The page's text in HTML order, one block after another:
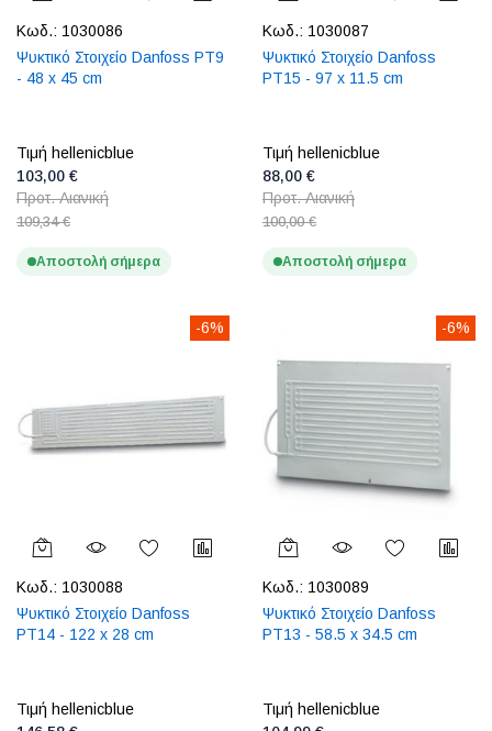
Κωδ.: 1030086
Ψυκτικό Στοιχείο Danfoss PT9
- 48 x 45 cm
Τιμή hellenicblue
103,00 €
Προτ. Λιανική
109,34 €
Αποστολή σήμερα
Κωδ.: 1030087
Ψυκτικό Στοιχείο Danfoss
PT15 - 97 x 11.5 cm
Τιμή hellenicblue
88,00 €
Προτ. Λιανική
100,00 €
Αποστολή σήμερα
-6%
Κωδ.: 1030088
Ψυκτικό Στοιχείο Danfoss
PT14 - 122 x 28 cm
Τιμή hellenicblue
-6%
Κωδ.: 1030089
Ψυκτικό Στοιχείο Danfoss
PT13 - 58.5 x 34.5 cm
Τιμή hellenicblue